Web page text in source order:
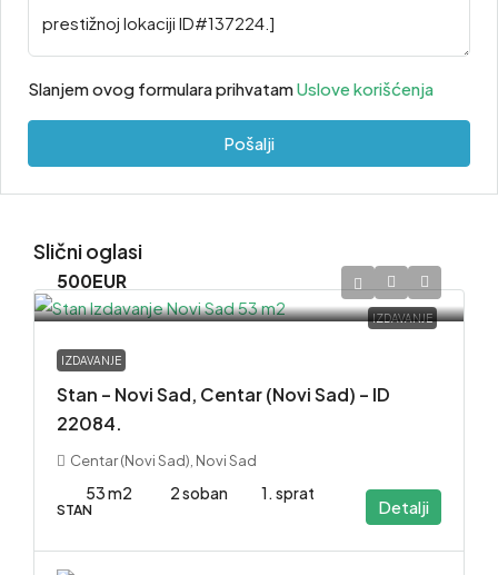
Slanjem ovog formulara prihvatamUslove korišćenja
Pošalji
Slični oglasi
IZDAVANJE
500EUR
IZDAVANJE
Stan – Novi Sad, Centar (Novi Sad) – ID
22084.
Centar (Novi Sad), Novi Sad
53 m2 2 soban 1. sprat
STAN Detalji